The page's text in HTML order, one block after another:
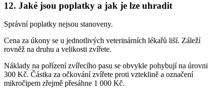
12. Jaké jsou poplatky a jak je lze uhradit
Správní poplatky nejsou stanoveny.
Cena za úkony se u jednotlivých veterinárních lékařů liší. Záleží
rovněž na druhu a velikosti zvířete.
Náklady na pořízení zvířecího pasu se obvykle pohybují na úrovni
300 Kč. Částka za očkování zvířete proti vzteklině a označení
mikročipem zřejmě přesáhne 1 000 Kč.